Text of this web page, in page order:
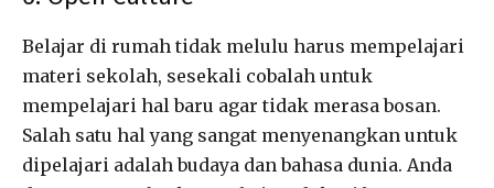
Belajar di rumah tidak melulu harus mempelajari
materi sekolah, sesekali cobalah untuk
mempelajari hal baru agar tidak merasa bosan.
Salah satu hal yang sangat menyenangkan untuk
dipelajari adalah budaya dan bahasa dunia. Anda